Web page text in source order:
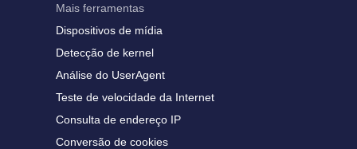
Mais ferramentas
Dispositivos de mídia
Detecção de kernel
Análise do UserAgent
Teste de velocidade da Internet
Consulta de endereço IP
Conversão de cookies